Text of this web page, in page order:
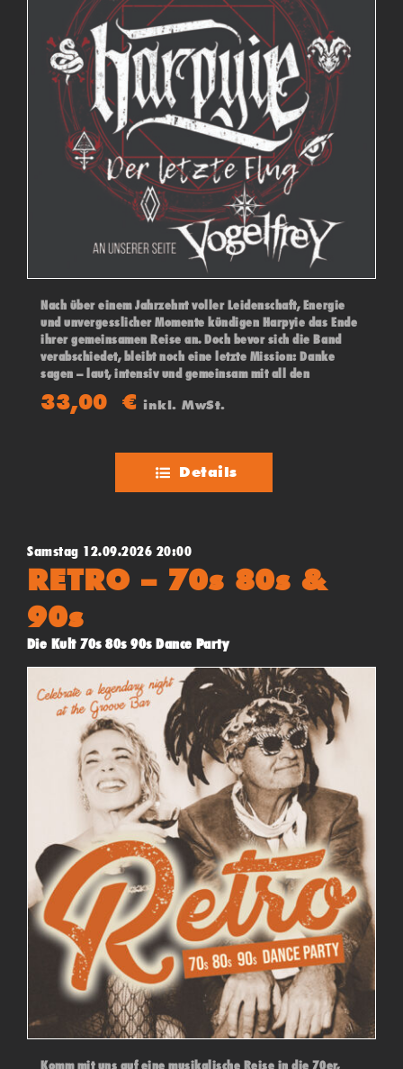
Nach über einem Jahrzehnt voller Leidenschaft, Energie
und unvergesslicher Momente kündigen Harpyie das Ende
ihrer gemeinsamen Reise an. Doch bevor sich die Band
verabschiedet, bleibt noch eine letzte Mission: Danke
sagen – laut, intensiv und gemeinsam mit all den
Menschen, die diesen Weg möglich gemacht haben. An
ihrer Seite: VOGELFREY.
33,00€ inkl. MwSt.
Details
Samstag 12.09.2026 20:00
RETRO – 70s 80s &
90s
Die Kult 70s 80s 90s Dance Party
Komm mit uns auf eine musikalische Reise in die 70er,